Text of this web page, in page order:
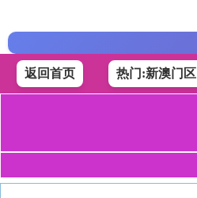
返回首页 热门:新澳门区